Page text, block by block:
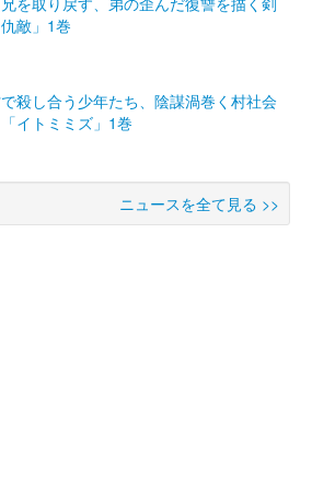
敵」1巻
殺し合う少年たち、陰謀渦巻く村社会
イトミミズ」1巻
ニュースを全て見る >>